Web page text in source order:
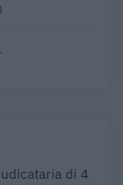
di 4